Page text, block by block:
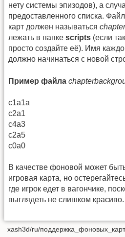
нету системы эпизодов), а
предоставленного списка.
карт должен называться
лежать в папке scripts (если
просто создайте её). Имя
должно начинаться с новой
Пример файла
c1a1a
c2a1
c4a3
c2a5
c0a0
В качестве фоновой может
игровая карта, но
где игрок едет в вагончике,
выглядеть не слишком красиво.
xash3d/ru/